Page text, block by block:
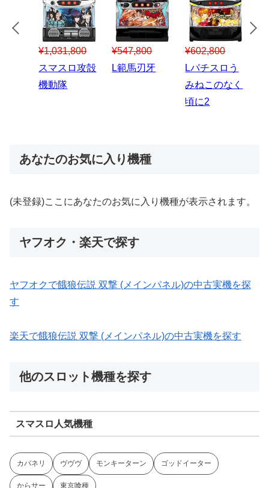
¥547,800
スマスロハナ
ビ
¥150,000
スマスロ秘宝
¥1,867,800
Lパチスロ 炎
炎ノ消防隊2
あなたのお気に入り機種
(未登録)ここにあなたのお気に入り機種が表示されます。
ヤフオク・楽天で探す
ヤフオクで餓狼伝説 双撃 (メインパネル)の中古実機を探
す
楽天で餓狼伝説 双撃 (メインパネル)の中古実機を探す
他のスロット機種を探す
スマスロ人気機種
カバネリ ヴヴヴ モンキーターン ゴッドイーター
からサー 東京喰種